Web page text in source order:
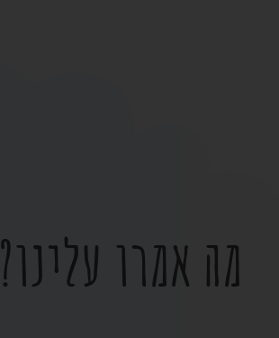
מה אמרו עלינו?